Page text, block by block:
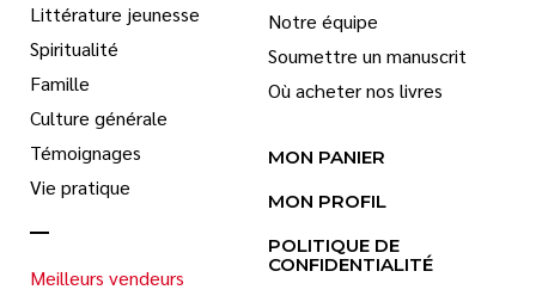
Littérature jeunesse
Spiritualité
Famille
Culture générale
Témoignages
Vie pratique
Meilleurs vendeurs
Notre équipe
Soumettre un manuscrit
Où acheter nos livres
MON PANIER
MON PROFIL
POLITIQUE DE
CONFIDENTIALITÉ